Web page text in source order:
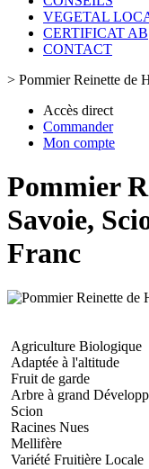
VEGETAL
CERTIFICAT AB
CONTACT
> Pommier Reinette de
Accès direct
Commander
Mon compte
Pommier
Savoie,
Franc
Agriculture Biologique
Adaptée à l'altitude
Fruit de garde
Arbre à grand
Scion
Racines Nues
Mellifère
Variété Fruitière Locale